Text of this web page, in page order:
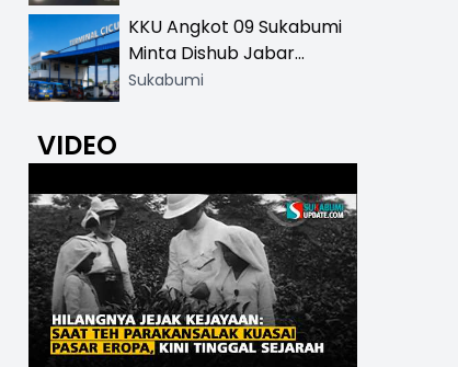
KKU Angkot 09 Sukabumi
Minta Dishub Jabar
Tertibkan Trayek Ciawi-
Sukabumi
VIDEO